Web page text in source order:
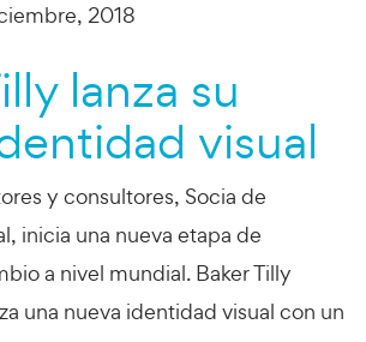
2018
lanza su
visual
y consultores, Socia de
inicia una nueva etapa de
a nivel mundial. Baker Tilly
una nueva identidad visual con un